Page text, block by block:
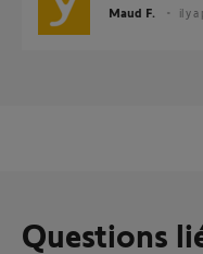
Maud F. il y a
Questions